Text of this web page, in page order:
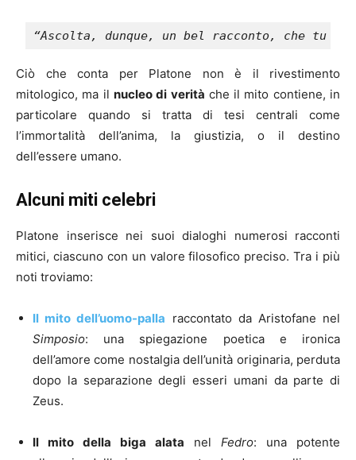
“Ascolta, dunque, un bel racconto, che tu
Ciò che conta per Platone non è il rivestimento
mitologico, ma il nucleo di verità che il mito contiene, in
particolare quando si tratta di tesi centrali come
l’immortalità dell’anima, la giustizia, o il destino
dell’essere umano.
Alcuni miti celebri
Platone inserisce nei suoi dialoghi numerosi racconti
mitici, ciascuno con un valore filosofico preciso. Tra i più
noti troviamo:
Il mito dell’uomo-palla raccontato da Aristofane nel
Simposio: una spiegazione poetica e ironica
dell’amore come nostalgia dell’unità originaria, perduta
dopo la separazione degli esseri umani da parte di
Zeus.
Il mito della biga alata nel Fedro: una potente